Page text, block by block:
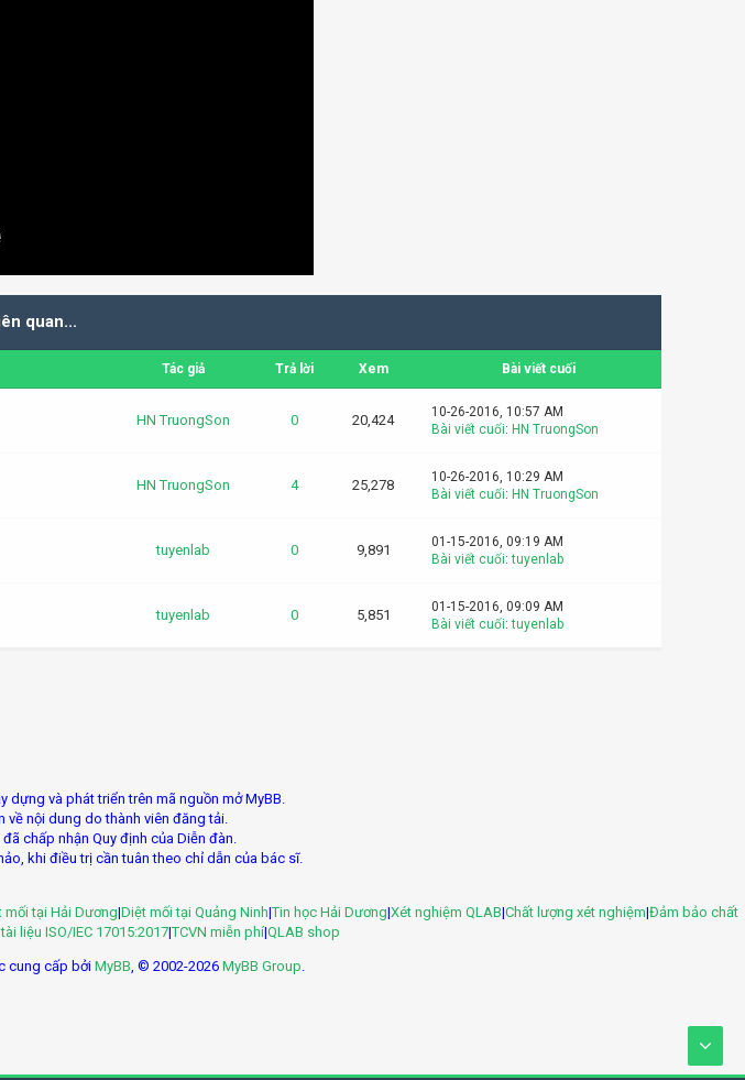
quan...
Tác giả Trả lời Xem Bài viết cuối
HN TruongSon 0 20,424
10-26-2016, 10:57 AM
Bài viết cuối: HN TruongSon
HN TruongSon 4 25,278
10-26-2016, 10:29 AM
Bài viết cuối: HN TruongSon
tuyenlab 0 9,891
01-15-2016, 09:19 AM
Bài viết cuối:tuyenlab
tuyenlab 0 5,851
01-15-2016, 09:09 AM
Bài viết cuối:tuyenlab
và phát triển trên mã nguồn mở MyBB.
về nội dung do thành viên đăng tải.
chấp nhận Quy định của Diễn đàn.
khi điều trị cần tuân theo chỉ dẫn của bác sĩ.
mối tại Hải Dương|Diệt mối tại Quảng Ninh|Tin học Hải Dương|Xét nghiệm QLAB|Chất lượng xét nghiệm|Đảm bảo chất
liệu ISO/IEC 17015:2017|TCVN miễn phí|QLAB shop
cung cấp bởi MyBB, © 2002-2026 MyBB Group.